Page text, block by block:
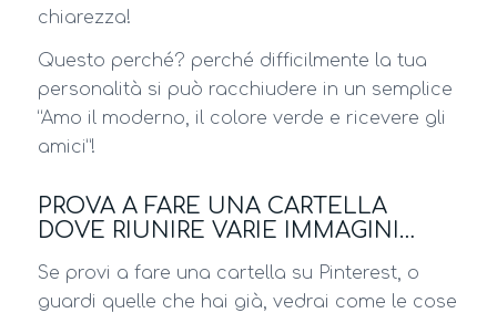
chiarezza!
Questo perché? perché difficilmente la tua
personalità si può racchiudere in un semplice
“Amo il moderno, il colore verde e ricevere gli
amici”!
PROVA A FARE UNA CARTELLA
DOVE RIUNIRE VARIE IMMAGINI…
Se provi a fare una cartella su Pinterest, o
guardi quelle che hai già, vedrai come le cose